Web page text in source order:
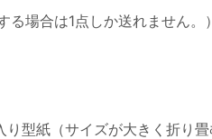
場合は1点しか送れません。）
型紙（サイズが大きく折り